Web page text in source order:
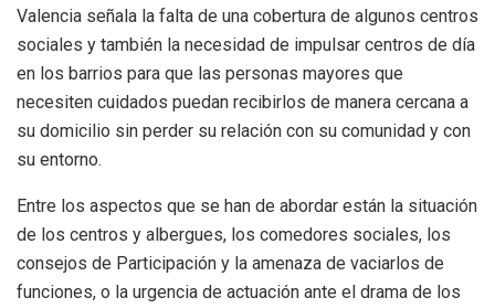
Valencia señala la falta de una cobertura de algunos centros
sociales y también la necesidad de impulsar centros de día
en los barrios para que las personas mayores que
necesiten cuidados puedan recibirlos de manera cercana a
su domicilio sin perder su relación con su comunidad y con
su entorno.
Entre los aspectos que se han de abordar están la situación
de los centros y albergues, los comedores sociales, los
consejos de Participación y la amenaza de vaciarlos de
funciones, o la urgencia de actuación ante el drama de los